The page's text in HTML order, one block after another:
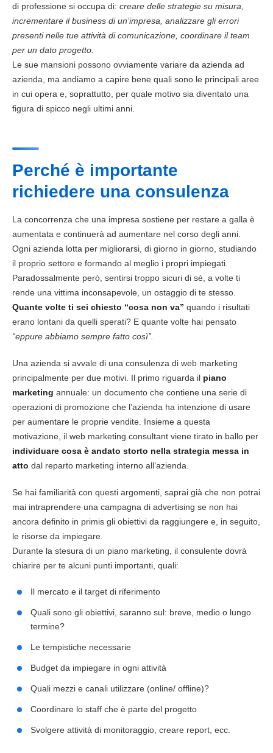
di professione si occupa di: creare delle strategie su misura,
incrementare ilbusiness di un’impresa, analizzare gli errori
presenti nelle tue attività di comunicazione, coordinare il team
per un dato progetto.
Le sue mansioni possono ovviamente variare da azienda ad
azienda, ma andiamo a capire bene quali sono le principali aree
in cui opera e, soprattutto, per quale motivo sia diventato una
figura di spicco negli ultimi anni.
Perché è importante
richiedere una consulenza
La concorrenza che una impresa sostiene per restare a galla è
aumentata e continuerà ad aumentare nel corso degli anni.
Ogni azienda lotta per migliorarsi, di giorno in giorno, studiando
il proprio settore e formando al meglio i propri impiegati.
Paradossalmente però, sentirsi troppo sicuri di sé, a volte ti
rende una vittima inconsapevole, un ostaggio di te stesso.
Quante volte ti sei chiesto “cosa non va” quando i risultati
erano lontani da quelli sperati? E quante volte hai pensato
“eppure abbiamo sempre fatto così”.
Una azienda si avvale di una consulenza di web marketing
principalmente per due motivi. Il primo riguarda il piano
marketing annuale: un documento che contiene una serie di
operazioni di promozione che l’azienda ha intenzione di usare
per aumentare le proprie vendite. Insieme a questa
motivazione, il web marketing consultant viene tirato in ballo per
individuare cosa è andato storto nella strategia messa in
atto dal reparto marketing interno all’azienda.
Se hai familiarità con questi argomenti, saprai già che non potrai
mai intraprendere una campagna di advertising se non hai
ancora definito in primis gli obiettivi da raggiungere e, in seguito,
le risorse da impiegare.
Durante la stesura di un piano marketing , il consulente dovrà
chiarire per te alcuni punti importanti, quali:
Il mercato e il target di riferimento
Quali sono gli obiettivi, saranno sul: breve, medio o lungo
termine?
Le tempistiche necessarie
Budget da impiegare in ogni attività
Quali mezzi e canali utilizzare (online/ offline)?
Coordinare lo staff che è parte del progetto
Svolgere attività di monitoraggio, creare report, ecc.